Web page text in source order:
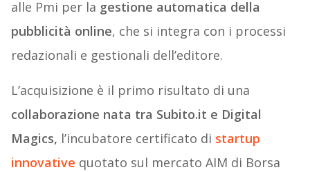
alle Pmi per la gestione automatica della
pubblicità online, che si integra con i processi
redazionali e gestionali dell’editore.
L’acquisizione è il primo risultato di una
collaborazione nata tra Subito.it e Digital
Magics, l’incubatore certificato di startup
innovative quotato sul mercato AIM di Borsa